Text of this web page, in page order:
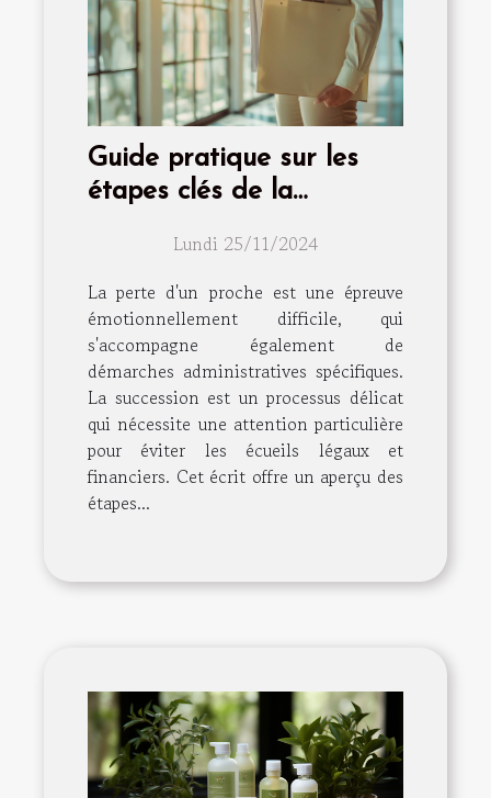
Guide pratique sur les
étapes clés de la
Lundi 25/11/2024
La perte d'un proche est une épreuve
émotionnellement difficile, qui
s'accompagne également de
démarches administratives spécifiques.
La succession est un processus délicat
qui nécessite une attention particulière
pour éviter les écueils légaux et
financiers. Cet écrit offre un aperçu des
étapes...